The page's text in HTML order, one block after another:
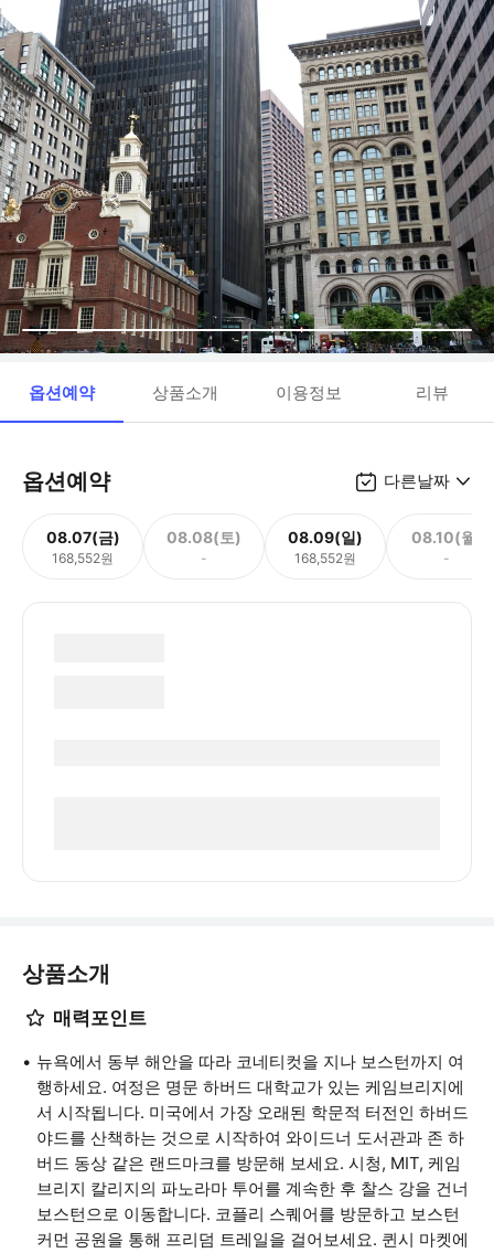
옵션예약 상품소개 이용정보 리뷰
옵션예약 다른날짜
08.07(금)
168,552원
08.08(토)
-
08.09(일)
168,552원
08.10(월)
-
상품소개
매력포인트
뉴욕에서 동부 해안을 따라 코네티컷을 지나 보스턴까지 여
행하세요. 여정은 명문 하버드 대학교가 있는 케임브리지에
서 시작됩니다. 미국에서 가장 오래된 학문적 터전인 하버드
야드를 산책하는 것으로 시작하여 와이드너 도서관과 존 하
버드 동상 같은 랜드마크를 방문해 보세요. 시청, MIT, 케임
브리지 칼리지의 파노라마 투어를 계속한 후 찰스 강을 건너
보스턴으로 이동합니다. 코플리 스퀘어를 방문하고 보스턴
커먼 공원을 통해 프리덤 트레일을 걸어보세요. 퀸시 마켓에